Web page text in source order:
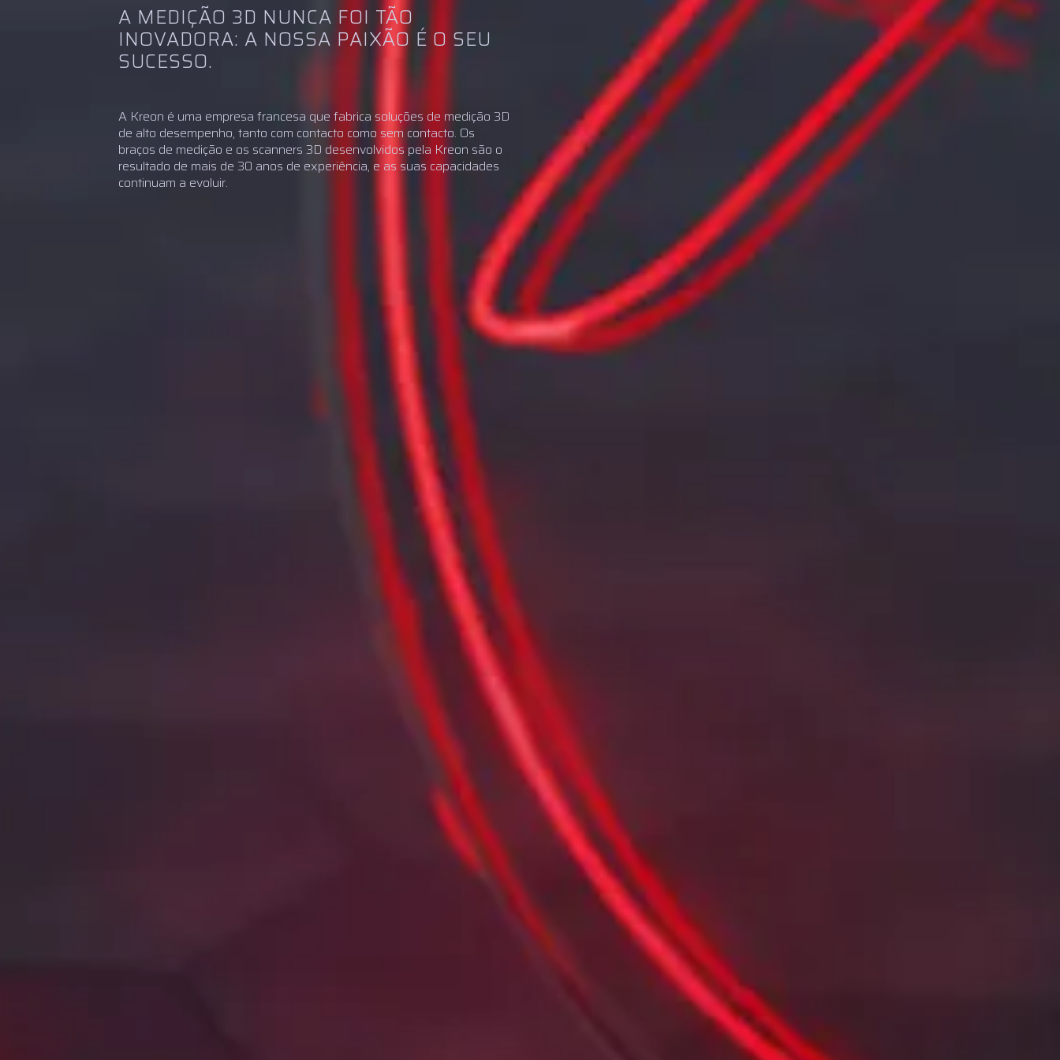
A MEDIÇÃO 3D NUNCA FOI TÃO
INOVADORA: A NOSSA PAIXÃO É O SEU
SUCESSO.
A Kreon é uma empresa francesa que fabrica soluções de medição 3D
de alto desempenho, tanto com contacto como sem contacto. Os
braços de medição e os scanners 3D desenvolvidos pela Kreon são o
resultado de mais de 30 anos de experiência, e as suas capacidades
continuam a evoluir.